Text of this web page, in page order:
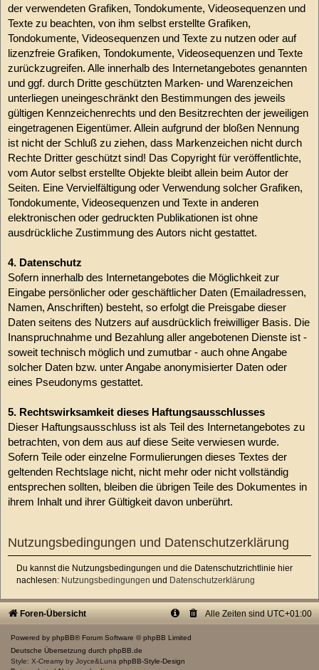
der verwendeten Grafiken, Tondokumente, Videosequenzen und
Texte zu beachten, von ihm selbst erstellte Grafiken,
Tondokumente, Videosequenzen und Texte zu nutzen oder auf
lizenzfreie Grafiken, Tondokumente, Videosequenzen und Texte
zurückzugreifen. Alle innerhalb des Internetangebotes genannten
und ggf. durch Dritte geschützten Marken- und Warenzeichen
unterliegen uneingeschränkt den Bestimmungen des jeweils
gültigen Kennzeichenrechts und den Besitzrechten der jeweiligen
eingetragenen Eigentümer. Allein aufgrund der bloßen Nennung
ist nicht der Schluß zu ziehen, dass Markenzeichen nicht durch
Rechte Dritter geschützt sind! Das Copyright für veröffentlichte,
vom Autor selbst erstellte Objekte bleibt allein beim Autor der
Seiten. Eine Vervielfältigung oder Verwendung solcher Grafiken,
Tondokumente, Videosequenzen und Texte in anderen
elektronischen oder gedruckten Publikationen ist ohne
ausdrückliche Zustimmung des Autors nicht gestattet.
4. Datenschutz
Sofern innerhalb des Internetangebotes die Möglichkeit zur
Eingabe persönlicher oder geschäftlicher Daten (Emailadressen,
Namen, Anschriften) besteht, so erfolgt die Preisgabe dieser
Daten seitens des Nutzers auf ausdrücklich freiwilliger Basis. Die
Inanspruchnahme und Bezahlung aller angebotenen Dienste ist -
soweit technisch möglich und zumutbar - auch ohne Angabe
solcher Daten bzw. unter Angabe anonymisierter Daten oder
eines Pseudonyms gestattet.
5. Rechtswirksamkeit dieses Haftungsausschlusses
Dieser Haftungsausschluss ist als Teil des Internetangebotes zu
betrachten, von dem aus auf diese Seite verwiesen wurde.
Sofern Teile oder einzelne Formulierungen dieses Textes der
geltenden Rechtslage nicht, nicht mehr oder nicht vollständig
entsprechen sollten, bleiben die übrigen Teile des Dokumentes in
ihrem Inhalt und ihrer Gültigkeit davon unberührt.
Nutzungsbedingungen und Datenschutzerklärung
Du kannst die Nutzungsbedingungen und die Datenschutzrichtlinie hier
nachlesen: Nutzungsbedingungen und Datenschutzerklärung
Foren-Übersicht Alle Zeiten sind UTC+01:00
Powered by phpBB® Forum Software © phpBB Limited
Deutsche Übersetzung durch phpBB.de
Style: X-Creamy by Joyce&Luna phpBB-Style-Design